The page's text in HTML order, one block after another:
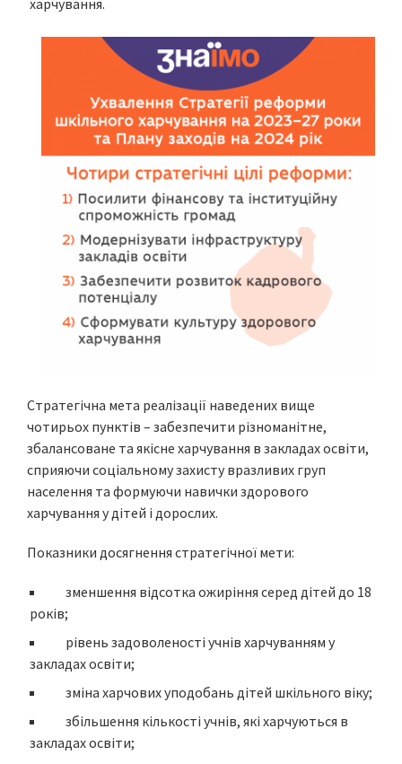
харчування.
Стратегічна мета реалізації наведених вище
чотирьох пунктів – забезпечити різноманітне,
збалансоване та якісне харчування в закладах освіти,
сприяючи соціальному захисту вразливих груп
населення та формуючи навички здорового
харчування у дітей і дорослих.
Показники досягнення стратегічної мети:
зменшення відсотка ожиріння серед дітей до 18
років;
рівень задоволеності учнів харчуванням у
закладах освіти;
зміна харчових уподобань дітей шкільного віку;
збільшення кількості учнів, які харчуються в
закладах освіти;